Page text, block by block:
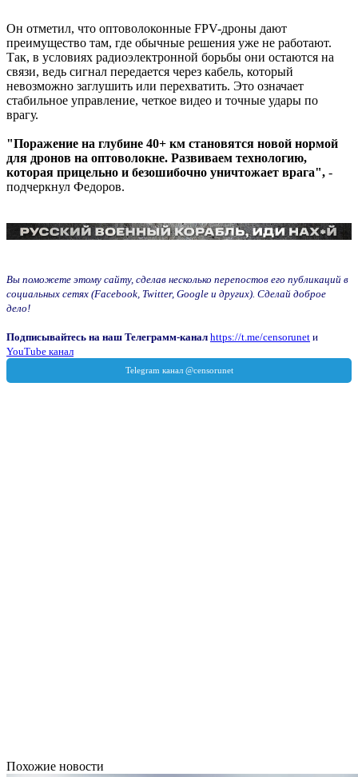
Он отметил, что оптоволоконные FPV-дроны дают
преимущество там, где обычные решения уже не работают.
Так, в условиях радиоэлектронной борьбы они остаются на
связи, ведь сигнал передается через кабель, который
невозможно заглушить или перехватить. Это означает
стабильное управление, четкое видео и точные удары по
врагу.
"Поражение на глубине 40+ км становятся новой нормой
для дронов на оптоволокне. Развиваем технологию,
которая прицельно и безошибочно уничтожает врага", -
подчеркнул Федоров.
Вы поможете этому сайту, сделав несколько перепостов его публикаций в
социальных сетях (Facebook, Twitter, Google и других). Сделай доброе
дело!
Подписывайтесь на наш Телеграмм-канал https://t.me/censorunet и
YouTube канал
Похожие новости